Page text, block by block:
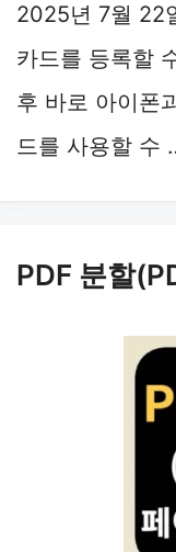
2025년 7월 22
카드를 등록할
후 바로 아이폰
드를 사용할 수
PDF 분할